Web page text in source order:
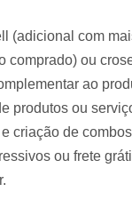
(adicional com
comprado) ou
ao
produtos ou
criação de
ou frete